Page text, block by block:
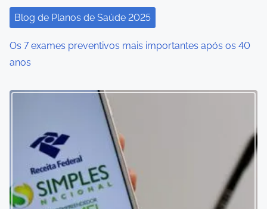
Blog de Planos de Saúde 2025
Os 7 exames preventivos mais importantes após os 40
anos